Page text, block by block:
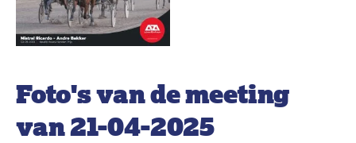
Foto's van de meeting
van 21-04-2025